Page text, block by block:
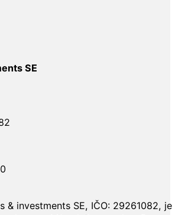
SE
& investments SE, IČO: 29261082,